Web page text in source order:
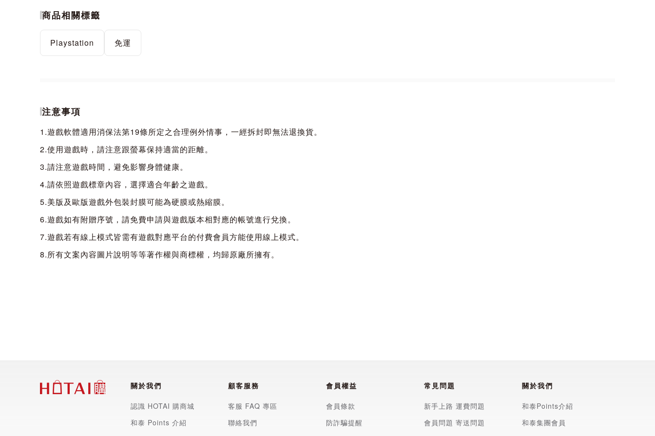
《Street Fighter 30th Anniversary Collection》慶祝了《Street Fighter》這個具有歷史意義的遊戲系列的傳奇遺產。這個龐大的合集包含了12款《Street
Fighter》遊戲，涵蓋了《Street Fighter I》、《Street Fighter II》、《Street Fighter III》以及《Street Fighter Alpha》系列，這是首次將完美的街機平衡
帶到家用遊戲機上。玩家可以在線上重溫街機體驗，通過線上街機模式，或者在合集中最具代表性的四款《Street Fighter》遊戲中與朋友們一起在線上大廳
色，通過角色查看器查看關鍵動畫精靈，並深入了解那些幫助鞏固了這個生產了幾代世界戰士的系列的設計文檔的幕後故事！
本遊戲遊戲選單，博物館模式有中文介面可以選擇，遊戲本身則維持英文。
■語言：繁體中文、英文、日文、法文、德文、簡體中文、韓文、西班牙文、義大利文
(本遊戲遊戲選單，博物館模式有多國語言可以選擇，遊戲本身則維持英文。)
■製作廠商：CAPCOM
商品相關標籤
Playstation 免運
注意事項
1.遊戲軟體適用消保法第19條所定之合理例外情事，一經拆封即無法退換貨。
2.使用遊戲時，請注意跟螢幕保持適當的距離。
3.請注意遊戲時間，避免影響身體健康。
4.請依照遊戲標章內容，選擇適合年齡之遊戲。
5.美版及歐版遊戲外包裝封膜可能為硬膜或熱縮膜。
6.遊戲如有附贈序號，請免費申請與遊戲版本相對應的帳號進行兌換。
7.遊戲若有線上模式皆需有遊戲對應平台的付費會員方能使用線上模式。
8.所有文案內容圖片說明等等著作權與商標權，均歸原廠所擁有。
關於我們
認識 HOTAI 購商城
和泰 Points 介紹
顧客服務
客服 FAQ 專區
聯絡我們
會員權益
會員條款
防詐騙提醒
常見問題
新手上路
會員問題
運費問題
寄送問題
關於我們
和泰Points介紹
和泰集團會員